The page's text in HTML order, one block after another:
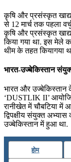
कृषि और प्रसंस्कृत खाद्य
से 12 मार्च तक पहला
कृषि और प्रसंस्कृत खाद्य
किया गया था. इस मेले
थीम के तहत कियागया
भारत-उज्बेकिस्तान
भारत और उज्बेकिस्तान
‘DUSTLIK II’
रानीखेत में चौबटिया में
द्विपक्षीय संयुक्त
उज्बेकिस्तान में हुआ था.
होम